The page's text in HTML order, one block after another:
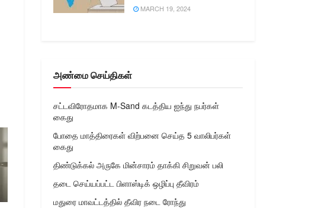
MARCH 19, 2024
அண்மை செய்திகள்
சட்டவிரோதமாக M-Sand கடத்திய ஐந்து நபர்கள்
கைது
போதை மாத்திரைகள் விற்பனை செய்த 5 வாலிபர்கள்
கைது
திண்டுக்கல் அருகே மின்சாரம் தாக்கி சிறுவன் பலி
தடை செய்யப்பட்ட பிளாஸ்டிக் ஒழிப்பு தீவிரம்
மதுரை மாவட்டத்தில் தீவிர நடை ரோந்து